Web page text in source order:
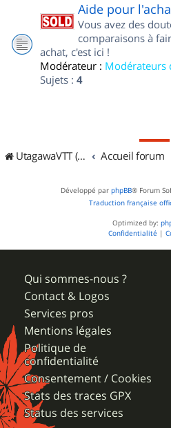
Aide pour
Vous avez des
comparaisons à
achat, c'est ici !
Modérateur : Modérateurs
Sujets : 4
UtagawaVTT (Randos VTT et VTTAE avec traces GPS) Accueil forum
Développé par phpBB® Forum
Traduction française
Optimized by:
Confidentialité |
Qui sommes-nous ?
Contact & Logos
Services pros
Mentions légales
Politique de
confidentialité
Consentement / Cookies
Stats des traces GPX
Status des services